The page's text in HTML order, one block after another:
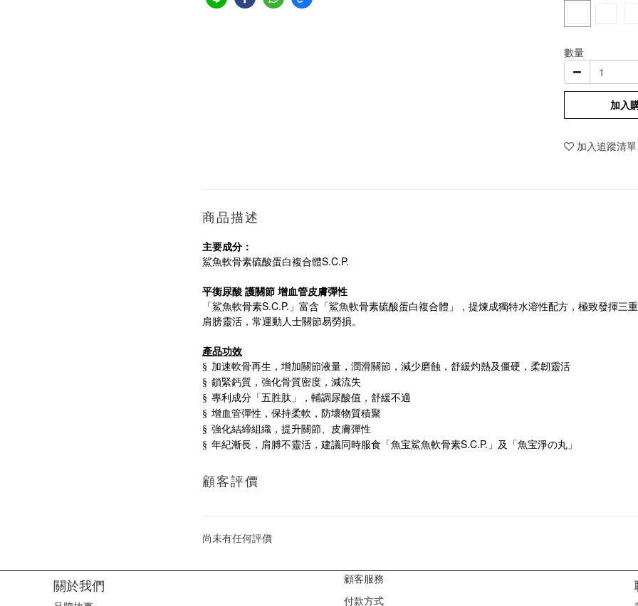
數量
加入
加入追蹤清單
商品描述
主要成分：
鯊魚軟骨素硫酸蛋白複合體S.C.P.
平衡尿酸 護關節 增血管皮膚彈性
「鯊魚軟骨素S.C.P. 」富含「鯊魚軟骨素硫酸蛋白複合體」，提煉成獨特水溶性配方，極致發揮
肩膀靈活，常運動人士關節易勞損。
產品功效
§ 加速軟骨再生，增加關節液量，潤滑關節，減少磨蝕，舒緩灼熱及僵硬，柔韌靈活
§ 鎖緊鈣質，強化骨質密度，減流失
§ 專利成分「五胜肽」，輔調尿酸值，舒緩不適
§ 增血管彈性，保持柔軟，防壞物質積聚
§ 強化結締組織，提升關節、皮膚彈性
§ 年紀漸長，肩膊不靈活，建議同時服食「魚宝鯊魚軟骨素S.C.P. 」及「魚宝淨の丸」
顧客評價
尚未有任何評價
關於我們
顧客服務
付款方式